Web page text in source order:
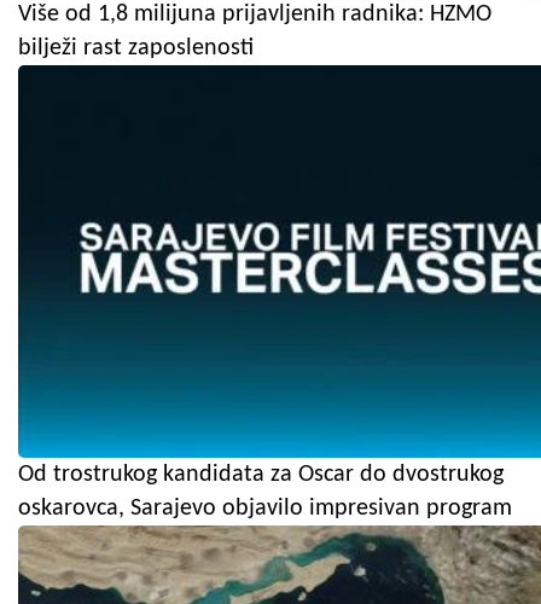
Više od 1,8 milijuna prijavljenih radnika: HZMO
bilježi rast zaposlenosti
Od trostrukog kandidata za Oscar do dvostrukog
oskarovca, Sarajevo objavilo impresivan program